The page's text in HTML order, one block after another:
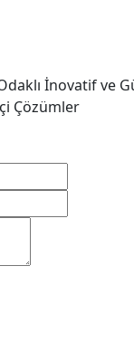
İnovatif ve
Çözümler